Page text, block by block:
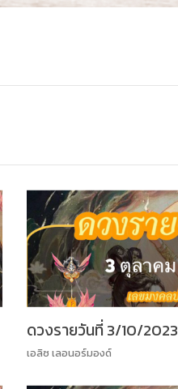
ดวงรายวันที่ 3/10/2023
เอลิซ เลอนอร์มองด์